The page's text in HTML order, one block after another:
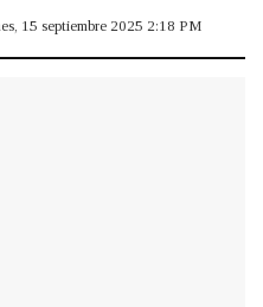
15 septiembre 2025 2:18 PM